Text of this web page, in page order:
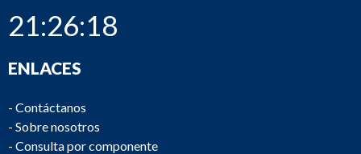
21:26:18
ENLACES
- Contáctanos
- Sobre nosotros
- Consulta por componente